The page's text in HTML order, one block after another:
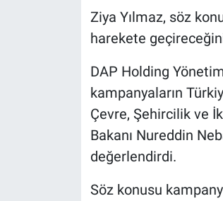
Ziya Yılmaz, söz
harekete
DAP Holding
kampanyaların
Çevre, Şehircilik ve
Bakanı Nureddin
değerlendirdi.
Söz konusu